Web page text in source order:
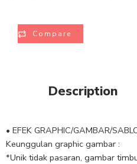
Compare
Description
• EFEK GRAPHIC/GAMBAR/
Keunggulan graphic gambar :
*Unik tidak pasaran, gambar